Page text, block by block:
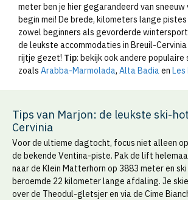
meter ben je hier gegarandeerd van
begin mei! De brede, kilometers lange
zowel beginners als gevorderde
de leukste accommodaties in Breuil-
rijtje gezet! Tip: bekijk ook andere populaire
zoals Arabba-Marmolada, Alta Badiaen Les
Tips van Marjon: de leukste ski-
Cervinia
Voor de ultieme dagtocht, focus niet alleen op
de bekende Ventina-piste. Pak de lift
naar de Klein Matterhorn op 3883 meter en ski
beroemde 22 kilometer lange afdaling. Je
over de Theodul-gletsjer en via de Cime